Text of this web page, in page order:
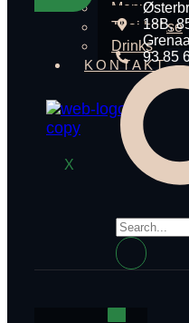
Menuer
Thai bokse
Drinks
KONTAKT
X
18B,
Grenaa
93 85